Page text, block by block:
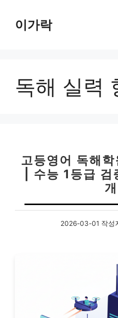
이가락
독해 실력
고등영어 독해
| 수능 1등급
개
2026-03-01 작성